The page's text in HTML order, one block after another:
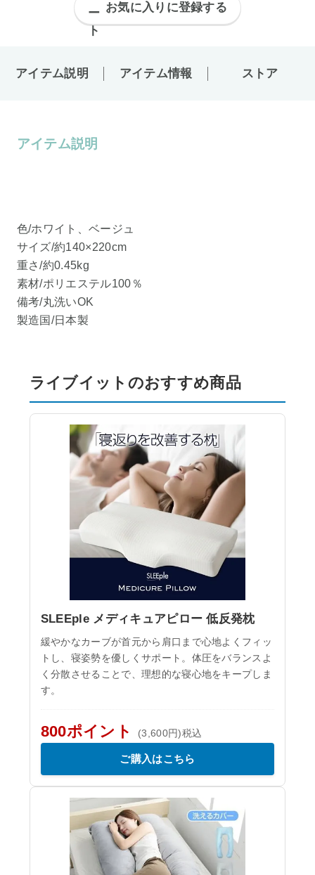
お気に入りに登録する
アイテム説明 アイテム情報 ストア
アイテム説明
色/ホワイト、ベージュ
サイズ/約140×220cm
重さ/約0.45kg
素材/ポリエステル100％
備考/丸洗いOK
製造国/日本製
ライブイットのおすすめ商品
SLEEple メディキュアピロー 低反発枕
緩やかなカーブが首元から肩口まで心地よくフィッ
トし、寝姿勢を優しくサポート。体圧をバランスよ
く分散させることで、理想的な寝心地をキープしま
す。
800ポイント (3,600円)税込
ご購入はこちら